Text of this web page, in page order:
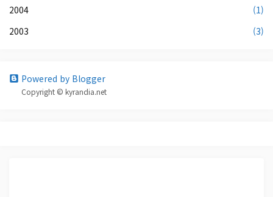
2004
(1)
2003
(3)
Powered by Blogger
Copyright © kyrandia.net